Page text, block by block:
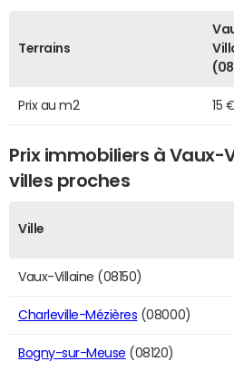
Terrains
Prix au m2 15
Prix immobiliers à Vaux-
villes proches
Ville
Vaux-Villaine (08150)
Charleville-Mézières (08000)
Bogny-sur-Meuse (08120)